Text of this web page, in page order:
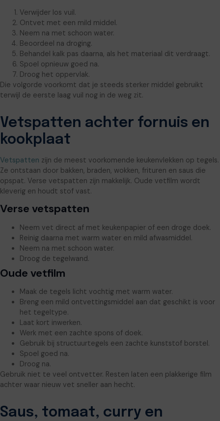
Verwijder los vuil.
Ontvet met een mild middel.
Neem na met schoon water.
Beoordeel na droging.
Behandel kalk pas daarna, als het materiaal dit verdraagt.
Spoel opnieuw goed na.
Droog het oppervlak.
Die volgorde voorkomt dat je steeds sterker middel gebruikt
terwijl de eerste laag vuil nog in de weg zit.
Vetspatten achter fornuis en
kookplaat
Vetspatten zijn de meest voorkomende keukenvlekken op tegels.
Ze ontstaan door bakken, braden, wokken, frituren en saus die
opspat. Verse vetspatten zijn makkelijk. Oude vetfilm wordt
kleverig en houdt stof vast.
Verse vetspatten
Neem vet direct af met keukenpapier of een droge doek.
Reinig daarna met warm water en mild afwasmiddel.
Neem na met schoon water.
Droog de tegelwand.
Oude vetfilm
Maak de tegels licht vochtig met warm water.
Breng een mild ontvettingsmiddel aan dat geschikt is voor
het tegeltype.
Laat kort inwerken.
Werk met een zachte spons of doek.
Gebruik bij structuurtegels een zachte kunststof borstel.
Spoel goed na.
Droog na.
Gebruik niet te veel ontvetter. Resten laten een plakkerige film
achter waar nieuw vet sneller aan hecht.
Saus, tomaat, curry en